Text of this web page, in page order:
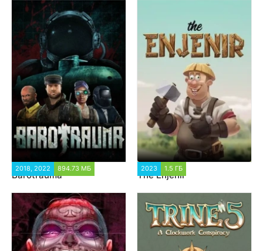
2018, 2022 894.73 МБ
Barotrauma
2023 1.5 ГБ
The Enjenir